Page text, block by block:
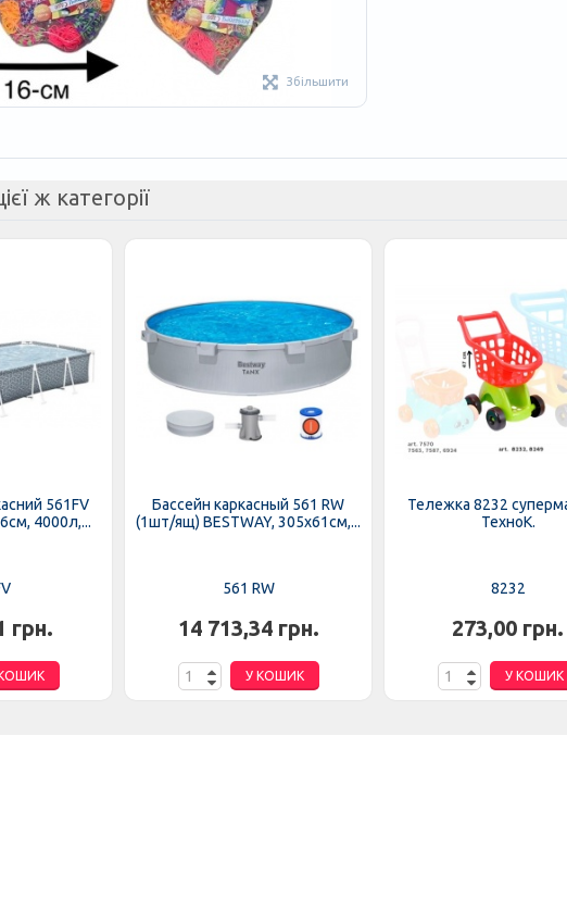
Збільшити
ж категорії
561FV
4000л,...
грн.
Бассейн каркасный 561 RW
(1шт/ящ) BESTWAY, 305х61см,...
561 RW
14 713,34 грн.
У КОШИК
Тележка 8232
ТехноК.
8232
273,00 грн.
У КОШИК